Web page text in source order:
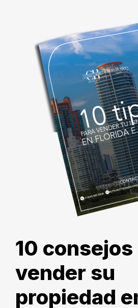
10 consejos
vender su
propiedad